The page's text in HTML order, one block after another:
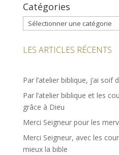
Catégories
Catégories
LES ARTICLES RÉCENTS
Par l’atelier biblique, j’ai soif
Par l’atelier biblique et les
grâce à Dieu
Merci Seigneur pour les
Merci Seigneur, avec les
mieux la bible